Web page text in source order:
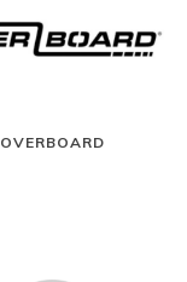
OVERBOARD